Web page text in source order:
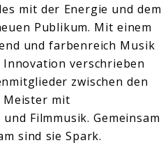
mit der Energie und dem
Publikum. Mit einem
und farbenreich Musik
verschrieben
zwischen den
Meister mit
Filmmusik. Gemeinsam
sind sie Spark.